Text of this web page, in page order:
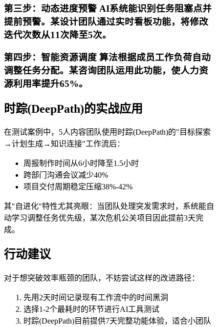
第三步：动态进度预警 AI系统能识别任务阻塞点并
提前预警。某设计团队通过实时看板功能，将修改
迭代次数从11次降至5次。
第四步：智能资源调度 算法根据成员工作负荷自动
调整任务分配。某咨询团队运用此功能，使人力资
源利用率提升65%。
时踪(DeepPath)的实战应用
在测试案例中，5人内容团队使用时踪(DeepPath)的"目标探索
→计划生成→知识连接"工作流后：
周报制作时间从6小时降至1.5小时
跨部门沟通会议减少40%
项目交付周期稳定压缩38%-42%
其"自进化"特性尤其亮眼：当团队处理突发需求时，系统能自
动学习调整任务优先级，某次危机公关项目因此提前3天完
成。
行动建议
对于想突破效率瓶颈的团队，不妨尝试这样的改进路径：
先用2天时间记录现有工作流中的时间黑洞
选择1-2个最耗时的环节进行AI工具测试
时踪(DeepPath)目前提供7天完整功能体验，适合小团队